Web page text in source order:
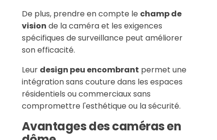
De plus, prendre en compte le champ de
vision de la caméra et les exigences
spécifiques de surveillance peut améliorer
son efficacité.
Leur design peu encombrant permet une
intégration sans couture dans les espaces
résidentiels ou commerciaux sans
compromettre l'esthétique ou la sécurité.
Avantages des caméras en